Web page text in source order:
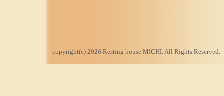
copyright(c) 2026 Resting house MICHI. All Rights Reserved.